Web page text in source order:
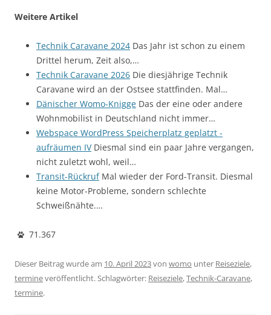
Weitere Artikel
Technik Caravane 2024 Das Jahr ist schon zu einem
Drittel herum, Zeit also,…
Technik Caravane 2026 Die diesjährige Technik
Caravane wird an der Ostsee stattfinden. Mal…
Dänischer Womo-Knigge Das der eine oder andere
Wohnmobilist in Deutschland nicht immer…
Webspace WordPress Speicherplatz geplatzt -
aufräumen IVDiesmal sind ein paar Jahre vergangen,
nicht zuletzt wohl, weil…
Transit-RückrufMal wieder der Ford-Transit. Diesmal
keine Motor-Probleme, sondern schlechte
Schweißnähte.…
71.367
Dieser Beitrag wurde am 10. April 2023von womo unter Reiseziele,
termineveröffentlicht. Schlagwörter: Reiseziele,Technik-Caravane,
termine.